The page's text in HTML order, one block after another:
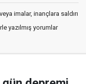
imalar, inançlara saldırı
yazılmış yorumlar